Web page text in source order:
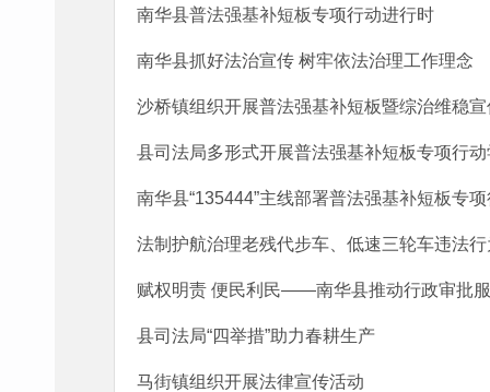
南华县普法强基补短板专项行动进行时
南华县抓好法治宣传 树牢依法治理工作理念
沙桥镇组织开展普法强基补短板暨综治维稳
县司法局多形式开展普法强基补短板专项行
南华县“135444”主线部署普法强基补短板专
法制护航治理老残代步车、低速三轮车违法
赋权明责 便民利民——南华县推动行政审批
县司法局“四举措”助力春耕生产
马街镇组织开展法律宣传活动